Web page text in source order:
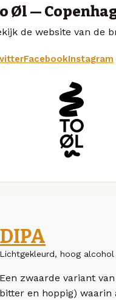
Øl —
de website van de
FacebookInstagram
DIPA
Lichtgekleurd, hoog alcohol
Een zwaarde variant
bitter en hoppig) waarin